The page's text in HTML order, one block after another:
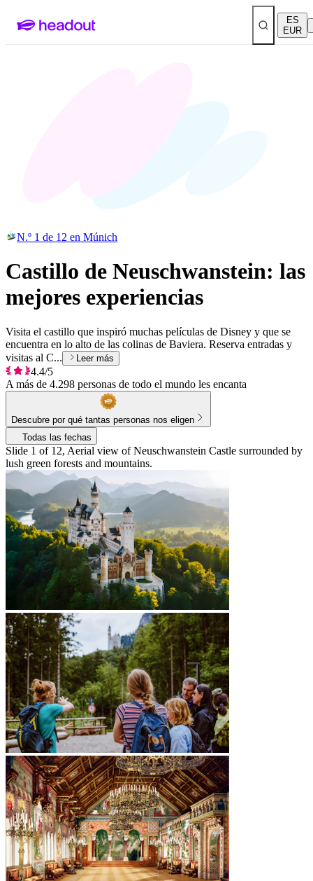
ES
EUR
N.º 1 de 12 en Múnich
Castillo de Neuschwanstein: las
mejores experiencias
Visita el castillo que inspiró muchas películas de Disney y que se
encuentra en lo alto de las colinas de Baviera. Reserva entradas y
visitas al C...
Leer más
4.4/5
A más de 4.298 personas de todo el mundo les encanta
Descubre por qué tantas personas nos eligen
Todas las fechas
Slide 1 of 12, Aerial view of Neuschwanstein Castle surrounded by
lush green forests and mountains.